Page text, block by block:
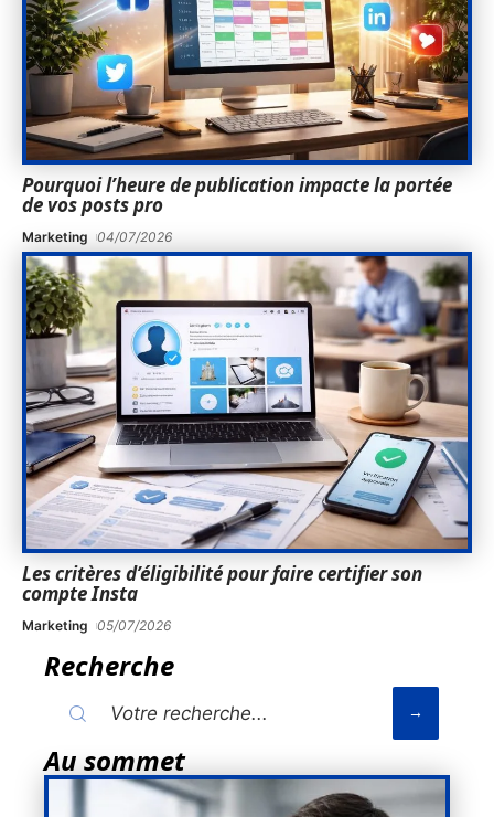
Pourquoi l’heure de publication impacte la portée
de vos posts pro
Marketing 04/07/2026
Les critères d’éligibilité pour faire certifier son
compte Insta
Marketing 05/07/2026
Recherche
Au sommet